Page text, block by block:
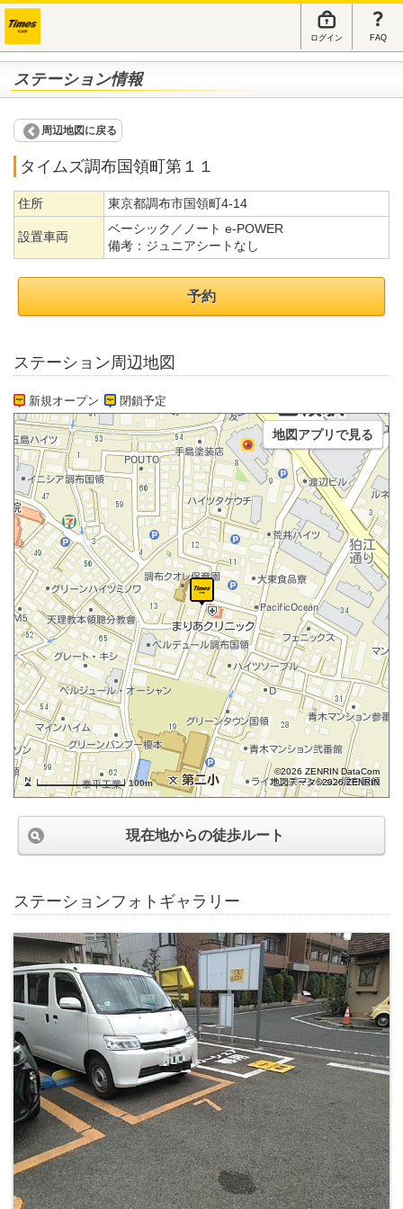
ログイン FAQ
ステーション情報
周辺地図に戻る
タイムズ調布国領町第１１
住所 東京都調布市国領町4-14
設置車両
ベーシック／ノート e-POWER
備考： ジュニアシートなし
予約
ステーション周辺地図
新規オープン 閉鎖予定
100m
©2026 ZENRIN DataCom
地図データ©2026 ZENRIN
地図アプリで見る
現在地からの徒歩ルート
ステーションフォトギャラリー